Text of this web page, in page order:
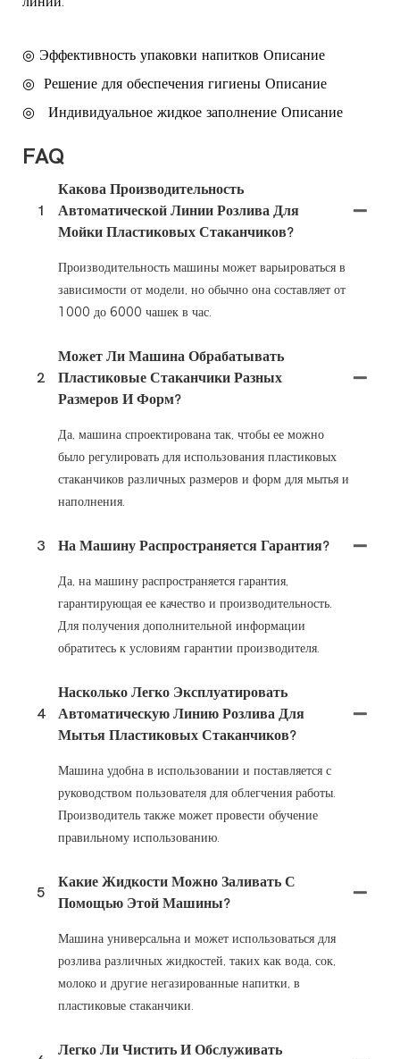
◎ Эффективность упаковки напитков Описание
◎ Решение для обеспечения гигиены Описание
◎
Индивидуальное жидкое заполнение Описание
FAQ
1
Какова Производительность
Автоматической Линии Розлива Для
Мойки Пластиковых Стаканчиков?
Производительность машины может варьироваться в
зависимости от модели, но обычно она составляет от
1000 до 6000 чашек в час.
2
Может Ли Машина Обрабатывать
Пластиковые Стаканчики Разных
Размеров И Форм?
Да, машина спроектирована так, чтобы ее можно
было регулировать для использования пластиковых
стаканчиков различных размеров и форм для мытья и
наполнения.
3 На Машину Распространяется Гарантия?
Да, на машину распространяется гарантия,
гарантирующая ее качество и производительность.
Для получения дополнительной информации
обратитесь к условиям гарантии производителя.
4
Насколько Легко Эксплуатировать
Автоматическую Линию Розлива Для
Мытья Пластиковых Стаканчиков?
Машина удобна в использовании и поставляется с
руководством пользователя для облегчения работы.
Производитель также может провести обучение
правильному использованию.
5
Какие Жидкости Можно Заливать С
Помощью Этой Машины?
Машина универсальна и может использоваться для
розлива различных жидкостей, таких как вода, сок,
молоко и другие негазированные напитки, в
пластиковые стаканчики.
Легко Ли Чистить И Обслуживать